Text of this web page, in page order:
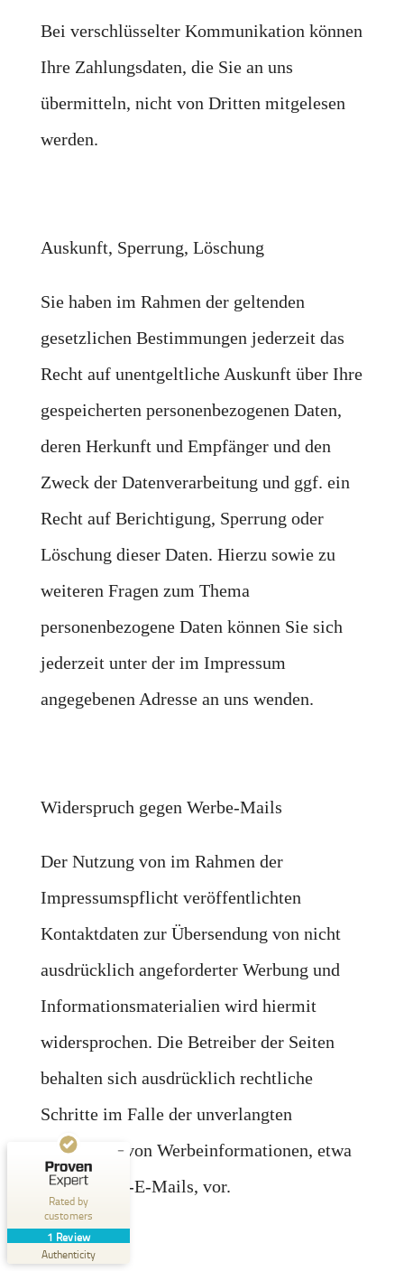
Bei verschlüsselter Kommunikation können
Ihre Zahlungsdaten, die Sie an uns
übermitteln, nicht von Dritten mitgelesen
werden.
Auskunft, Sperrung, Löschung
Sie haben im Rahmen der geltenden
gesetzlichen Bestimmungen jederzeit das
Recht auf unentgeltliche Auskunft über Ihre
gespeicherten personenbezogenen Daten,
deren Herkunft und Empfänger und den
Zweck der Datenverarbeitung und ggf. ein
Recht auf Berichtigung, Sperrung oder
Löschung dieser Daten. Hierzu sowie zu
weiteren Fragen zum Thema
personenbezogene Daten können Sie sich
jederzeit unter der im Impressum
angegebenen Adresse an uns wenden.
Widerspruch gegen Werbe-Mails
Der Nutzung von im Rahmen der
Impressumspflicht veröffentlichten
Kontaktdaten zur Übersendung von nicht
ausdrücklich angeforderter Werbung und
Informationsmaterialien wird hiermit
widersprochen. Die Betreiber der Seiten
behalten sich ausdrücklich rechtliche
Schritte im Falle der unverlangten
Zusendung von Werbeinformationen, etwa
durch Spam-E-Mails, vor.
Rated by
customers
1 Review
Authenticity
OutdoorAthleten
100
%
Recommended on
ProvenExpert.com
EXCELLENT
5.00
/
5.00
1
Review on ProvenExpert.com
Create your own seal now
View profile